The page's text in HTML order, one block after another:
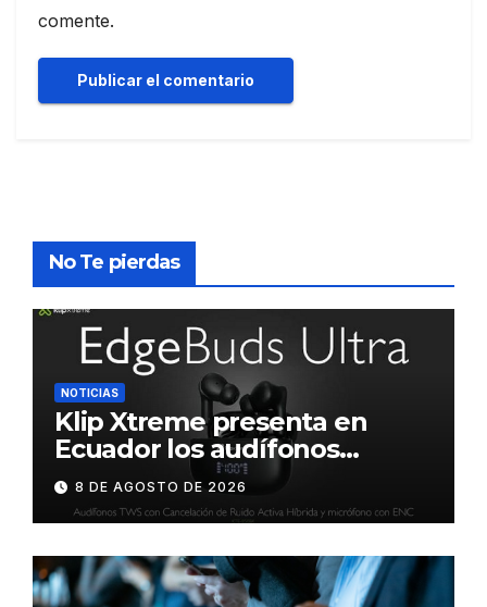
comente.
No Te pierdas
NOTICIAS
Klip Xtreme presenta en
Ecuador los audífonos
DynaBuds con sonido
inteligente y control táctil
8 DE AGOSTO DE 2026